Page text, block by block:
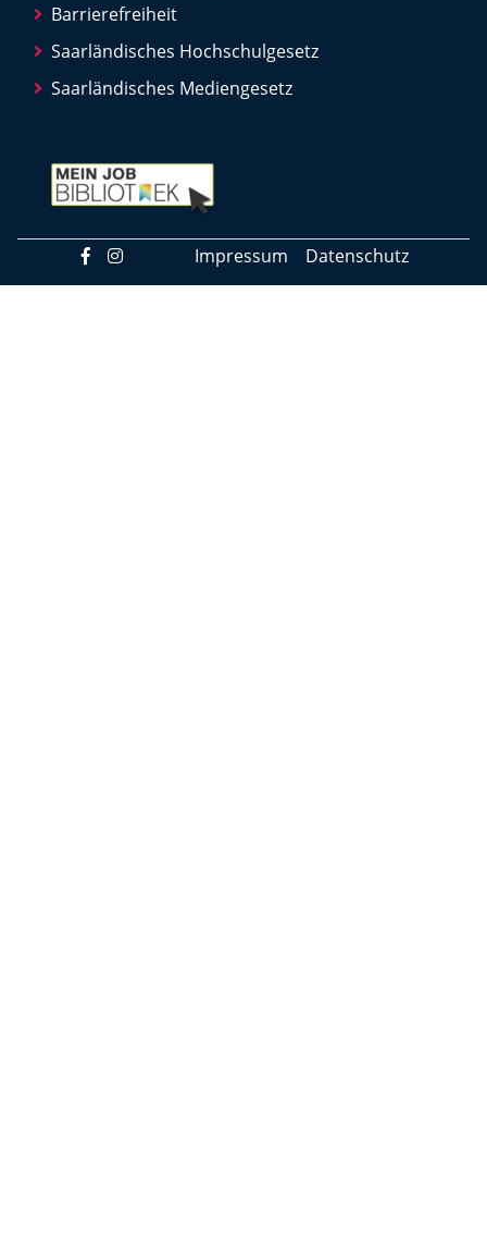
Barrierefreiheit
Saarländisches Hochschulgesetz
Saarländisches Mediengesetz
Impressum Datenschutz